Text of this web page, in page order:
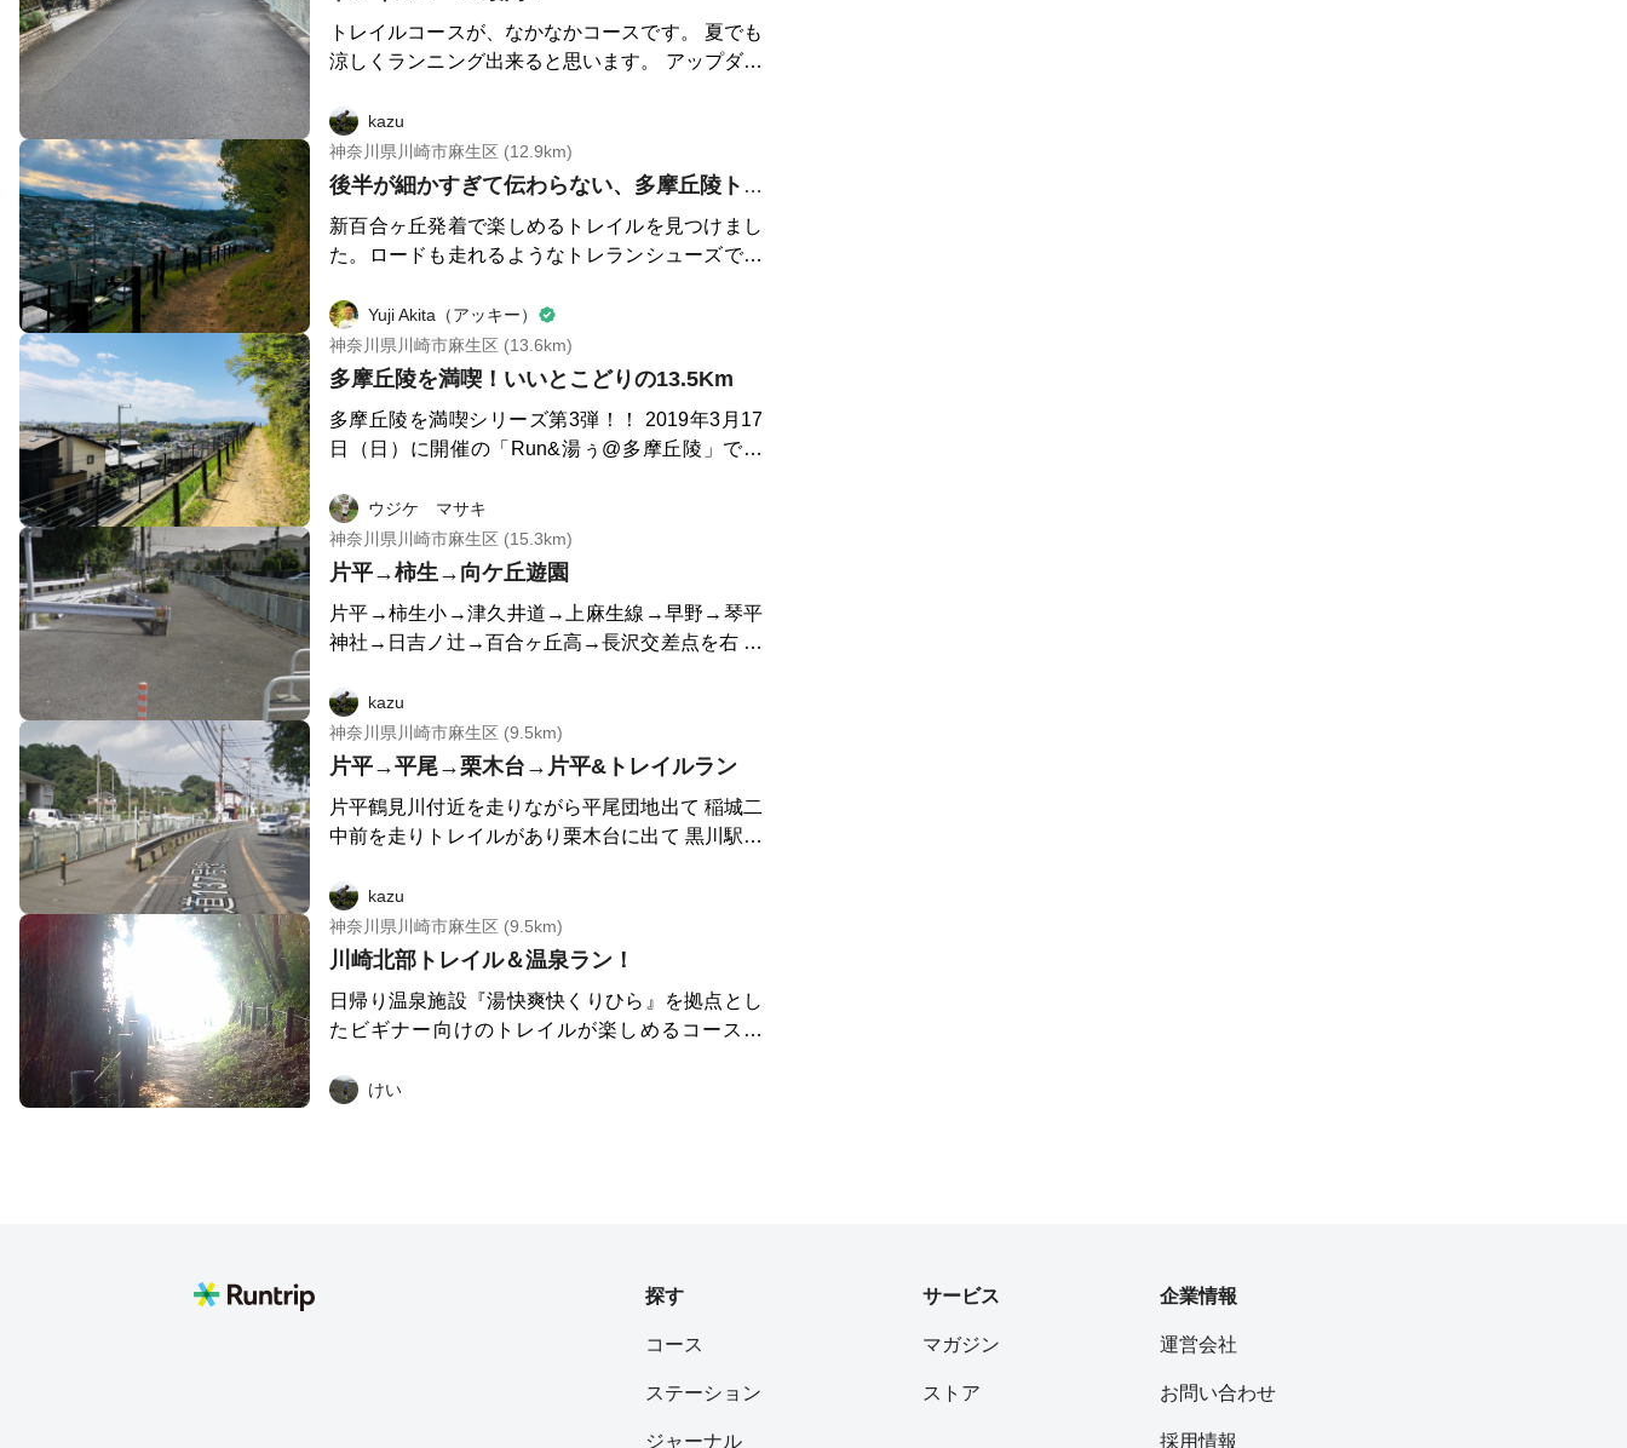
店。
トレイルコースが、なかなかコースです。 夏でも
涼しくランニング出来ると思います。 アップダウ
スです。
kazu
神奈川県川崎市麻生区 (12.9km)
後半が細かすぎて伝わらない、多摩丘陵トレイルラン。
新百合ヶ丘発着で楽しめるトレイルを見つけまし
た。ロードも走れるようなトレランシューズでお
向かい、道路を渡って片平川沿いを走ります。フ
ロンターレ橋という、フロンターレブルーの橋を
見つけたら渡ってください。そこから川崎フロン
坂は頑張りどころです。 坂を上り切った先にトレ
イルへの入り口があります。そこからは道なりに
そこから黒川駅の方へロードを走り、小田急多摩
線を渡って次のトレイルに進みます。入り口がわ
かりづらいですが、電柱横の細い道を進みます。
また道なりに進んでいくと、分かれ道がありま
す。右に進んでいくとトレイルの出口に到着。 ま
ちよく走れるトレイルが。気づいたら新百合ヶ丘
に戻ってきていた、そんなコースでした。
Yuji Akita（アッキー）
神奈川県川崎市麻生区 (13.6km)
多摩丘陵を満喫！いいとこどりの13.5Km
多摩丘陵を満喫シリーズ第3弾！！ 2019年3月17
日（日）に開催の「Run&湯ぅ@多摩丘陵」で走
爽快～」に荷物を預けて自然満喫コースに飛び出
そう！ 鶴川台緑地公園→真光寺緑地→よこやまの
道→布田道→を気持ちよく走れます。 ゴール後に
ンスもやってしまえばココロもカラダもリフレッ
シュ！！
ウジケ マサキ
神奈川県川崎市麻生区 (15.3km)
片平→柿生→向ケ丘遊園
片平→柿生小→津久井道→上麻生線→早野→琴平
神社→日吉ノ辻→百合ヶ丘高→長沢交差点を右 蔵
kazu
神奈川県川崎市麻生区 (9.5km)
片平→平尾→栗木台→片平&トレイルラン
片平鶴見川付近を走りながら平尾団地出て 稲城二
中前を走りトレイルがあり栗木台に出て 黒川駅付
り川崎フロンターレグランドの横走り片平に戻る
コースです。
kazu
神奈川県川崎市麻生区 (9.5km)
川崎北部トレイル＆温泉ラン！
日帰り温泉施設『湯快爽快くりひら』を拠点とし
たビギナー向けのトレイルが楽しめるコースで
からのアクセスも良好です。 →『湯快爽快くりひ
れ、道の駅のような雰囲気です。買ったものを宅
けい
探す
コース
ステーション
ジャーナル
サービス
マガジン
ストア
企業情報
運営会社
お問い合わせ
採用情報